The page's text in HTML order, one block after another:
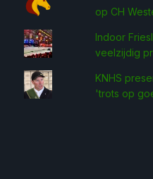
op CH
Indoor
veelzijdig
KNHS
'trots op